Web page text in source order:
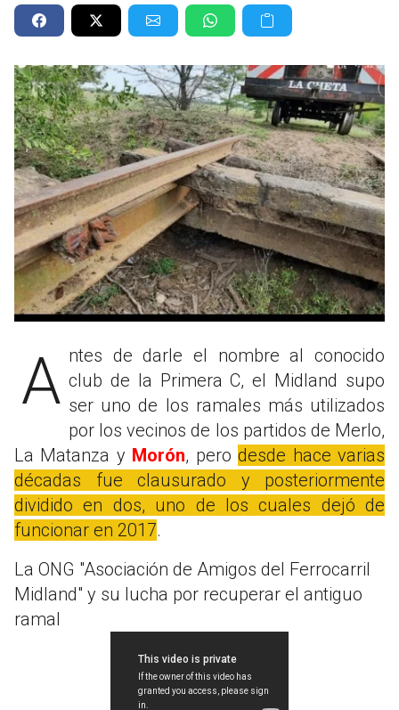
Antes de darle el nombre al conocido club de la Primera C, el Midland supo
ser uno de los ramales más utilizados
por los vecinos de los partidos de Merlo,
La Matanza y Morón, perodesde hace varias
décadas fue clausurado y posteriormente
dividido en dos, uno de los cuales dejó de
funcionar en 2017.
La ONG "Asociación de Amigos del Ferrocarril
Midland" y su lucha por recuperar el antiguo
ramal